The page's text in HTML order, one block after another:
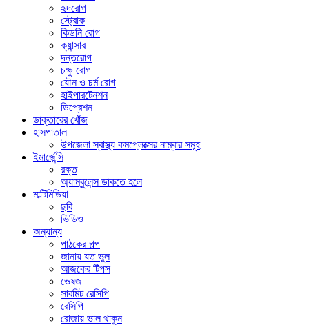
হৃদরোগ
স্ট্রোক
কিডনি রোগ
ক্যান্সার
দন্তরোগ
চক্ষু রোগ
যৌন ও চর্ম রোগ
হাইপারটেনশন
ডিপ্রেশন
ডাক্তারের খোঁজ
হাসপাতাল
উপজেলা স্বাস্থ্য কমপ্লেক্সের নাম্বার সমূহ
ইমার্জেন্সি
রক্ত
অ্যাম্বুলেন্স ডাকতে হলে
মাল্টিমিডিয়া
ছবি
ভিডিও
অন্যান্য
পাঠকের গল্প
জানায় যত ভুল
আজকের টিপস
ভেষজ
সাবমিট রেসিপি
রেসিপি
রোজায় ভাল থাকুন